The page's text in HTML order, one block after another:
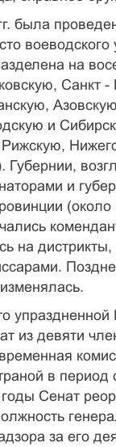
была
воеводского
на
Санкт -
и
Губернии,
и
(около
на
из девяти
в период
Сенат
за его